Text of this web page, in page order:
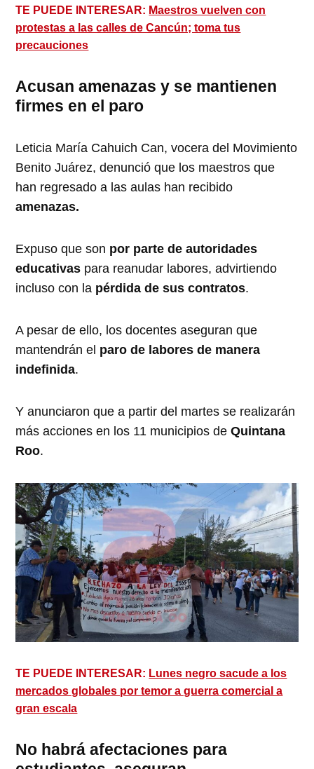
TE PUEDE INTERESAR: Maestros vuelven con
protestas a las calles de Cancún; toma tus
precauciones
Acusan amenazas y se mantienen
firmes en el paro
Leticia María Cahuich Can, vocera del Movimiento
Benito Juárez, denunció que los maestros que
han regresado a las aulas han recibido
amenazas.
Expuso que son por parte de autoridades
educativas para reanudar labores, advirtiendo
incluso con la pérdida de sus contratos.
A pesar de ello, los docentes aseguran que
mantendrán el paro de labores de manera
indefinida.
Y anunciaron que a partir del martes se realizarán
más acciones en los 11 municipios deQuintana
Roo.
TE PUEDE INTERESAR: Lunes negro sacude a los
mercados globales por temor a guerra comercial a
gran escala
No habrá afectaciones para